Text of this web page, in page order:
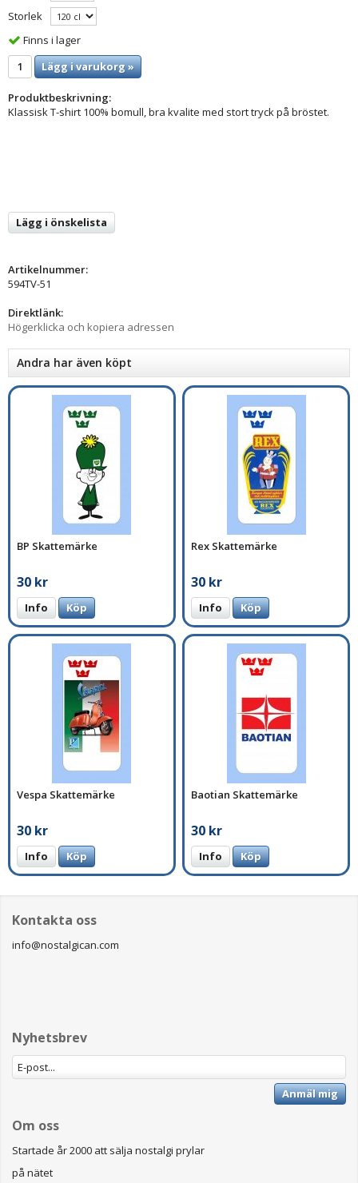
Storlek
Finns i lager
Lägg i varukorg »
Produktbeskrivning:
Klassisk T-shirt 100% bomull, bra kvalite med stort tryck på bröstet.
Lägg i önskelista
Artikelnummer:
594TV-51
Direktlänk:
Högerklicka och kopiera adressen
Andra har även köpt
BP Skattemärke
30 kr
Info Köp
Rex Skattemärke
30 kr
Info Köp
Vespa Skattemärke
30 kr
Info Köp
Baotian Skattemärke
30 kr
Info Köp
Kontakta oss
info@nostalgican.com
Nyhetsbrev
Anmäl mig
Om oss
Startade år 2000 att sälja nostalgi prylar
på nätet